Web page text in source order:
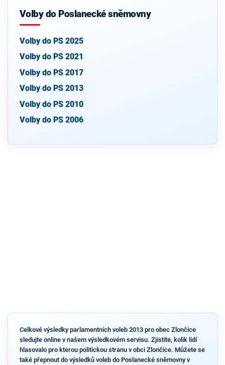
Volby do Poslanecké sněmovny
Volby do PS 2025
Volby do PS 2021
Volby do PS 2017
Volby do PS 2013
Volby do PS 2010
Volby do PS 2006
Celkové výsledky parlamentních voleb 2013 pro obec Zlončice
sledujte online v našem výsledkovém servisu. Zjistíte, kolik lidí
hlasovalo pro kterou politickou stranu v obci Zlončice. Můžete se
také přepnout do výsledků voleb do Poslanecké sněmovny v